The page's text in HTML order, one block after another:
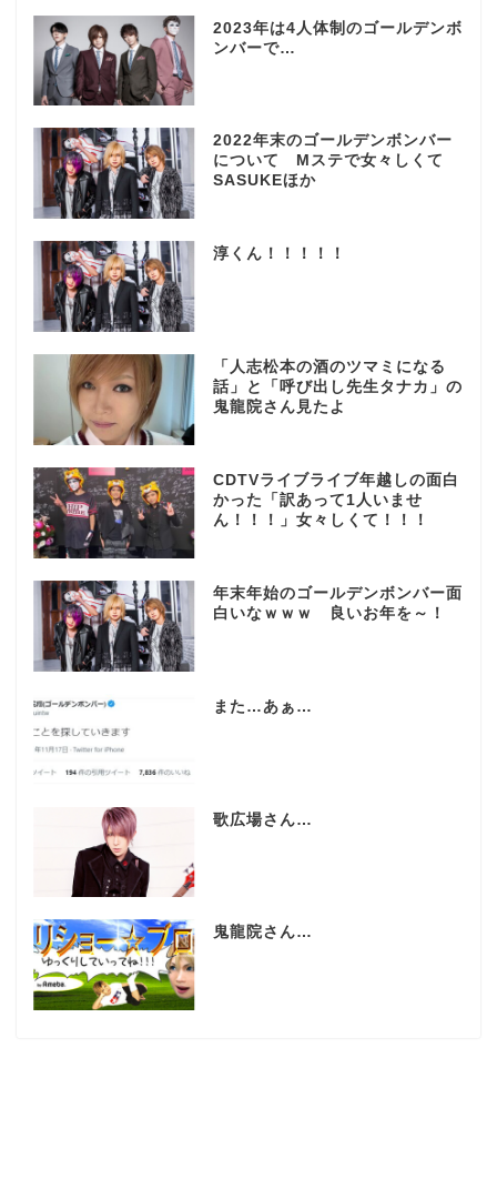
2023年は4人体制のゴールデンボ
ンバーで…
2022年末のゴールデンボンバー
について Mステで女々しくて
SASUKEほか
淳くん！！！！！
「人志松本の酒のツマミになる
話」と「呼び出し先生タナカ」の
鬼龍院さん見たよ
CDTVライブライブ年越しの面白
かった「訳あって1人いませ
ん！！！」女々しくて！！！
年末年始のゴールデンボンバー面
白いなｗｗｗ 良いお年を～！
また…あぁ…
歌広場さん…
鬼龍院さん…